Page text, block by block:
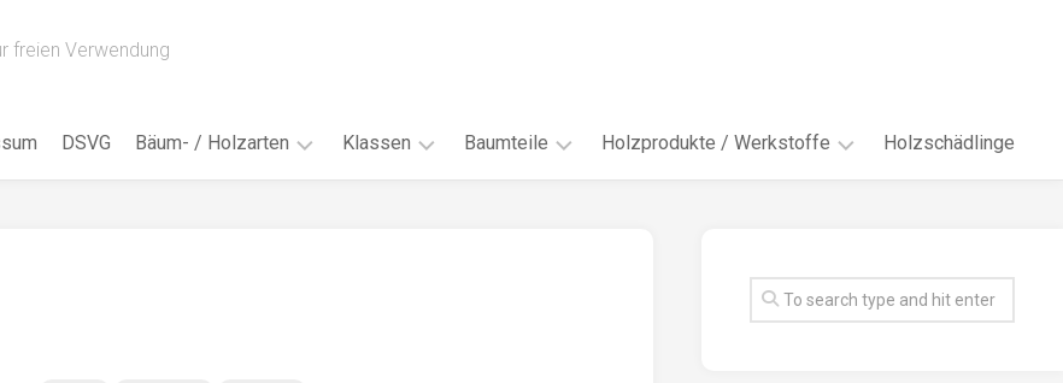
freien Verwendung
DSVG Bäum- / Holzarten Klassen Baumteile Holzprodukte / Werkstoffe
Faserwerkstoffe
Holzschädlinge